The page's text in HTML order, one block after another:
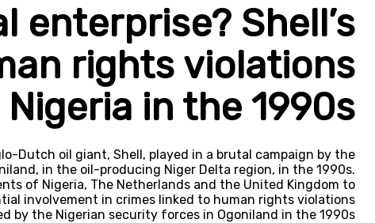
enterprise? Shell’s
rights violations
Nigeria in the 1990s
Dutch oil giant, Shell, played in a brutal campaign by the
in the oil-producing Niger Delta region, in the 1990s.
of Nigeria, The Netherlands and the United Kingdom to
involvement in crimes linked to human rights violations
by the Nigerian security forces in Ogoniland in the 1990s.